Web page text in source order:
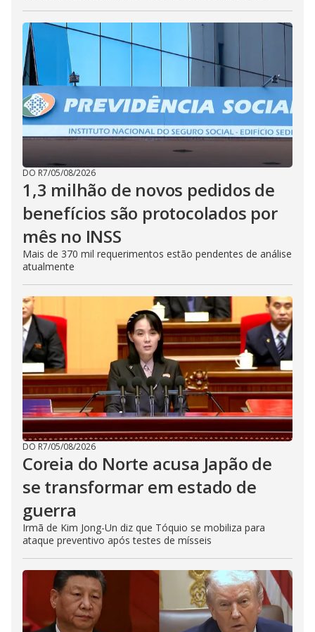
DO R7/05/08/2026
1,3 milhão de novos pedidos de
benefícios são protocolados por
mês no INSS
Mais de 370 mil requerimentos estão pendentes de análise
atualmente
DO R7/05/08/2026
Coreia do Norte acusa Japão de
se transformar em estado de
guerra
Irmã de Kim Jong-Un diz que Tóquio se mobiliza para
ataque preventivo após testes de mísseis